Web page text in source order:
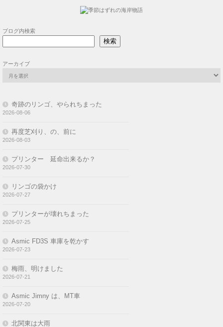
ブログ内検索
検索
アーカイブ
奇跡のリンゴ、やられちまった
2026-08-06
再度芝刈り、の、前に
2026-08-03
プリンター 延命出来るか？
2026-07-30
リンゴの袋かけ
2026-07-27
プリンターが壊れちまった
2026-07-25
Asmic FD3S 車庫を乾かす
2026-07-23
梅雨、明けました
2026-07-21
Asmic Jimny は、MT車
2026-07-20
北関東は大雨